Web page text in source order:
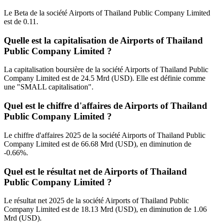
Le Beta de la société Airports of Thailand Public Company Limited
est de 0.11.
Quelle est la capitalisation de Airports of Thailand
Public Company Limited ?
La capitalisation boursière de la société Airports of Thailand Public
Company Limited est de 24.5 Mrd (USD). Elle est définie comme
une "SMALL capitalisation".
Quel est le chiffre d'affaires de Airports of Thailand
Public Company Limited ?
Le chiffre d'affaires 2025 de la société Airports of Thailand Public
Company Limited est de 66.68 Mrd (USD), en diminution de
-0.66%.
Quel est le résultat net de Airports of Thailand
Public Company Limited ?
Le résultat net 2025 de la société Airports of Thailand Public
Company Limited est de 18.13 Mrd (USD), en diminution de 1.06
Mrd (USD).